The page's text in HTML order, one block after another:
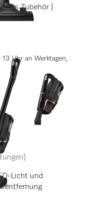
Zubehör |
Uhr an Werktagen,
Licht und